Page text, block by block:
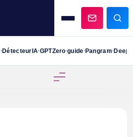
•DétecteurIA•GPTZero•guide•Pangram•